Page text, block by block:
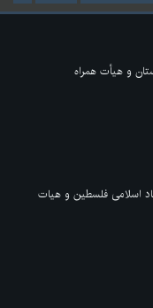
و هیأت همراه
اسلامی فلسطین و هیات